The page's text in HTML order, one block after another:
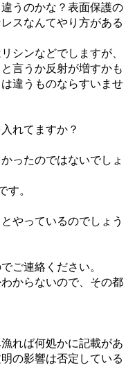
うのかな？表面保護の
スなんてやり方がある
シンなどでしますが、
言うか反射が増すかも
違うものならすいませ
れてますか？
ったのではないでしょ
す。
やっているのでしょう
ご連絡ください。
からないので、その都
れば何処かに記載があ
の影響は否定している